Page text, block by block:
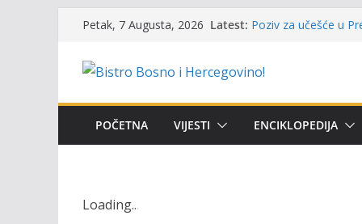
content
Petak, 7 Augusta, 2026 Latest: Poziv za učešće u
osobe sa invaliditetom
osvojili prelazni
Masovni pomor ribe
POČETNA VIJESTI ENCIKLOPEDIJA
Loading...